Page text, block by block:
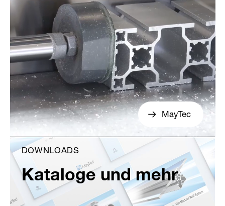
MayTec
DOWNLOADS
Kataloge und mehr